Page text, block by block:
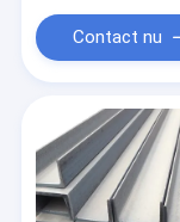
Producten
Video's
Contact nu